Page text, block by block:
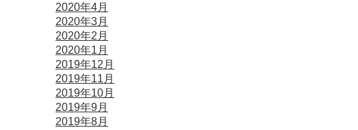
2020年4月
2020年3月
2020年2月
2020年1月
2019年12月
2019年11月
2019年10月
2019年9月
2019年8月